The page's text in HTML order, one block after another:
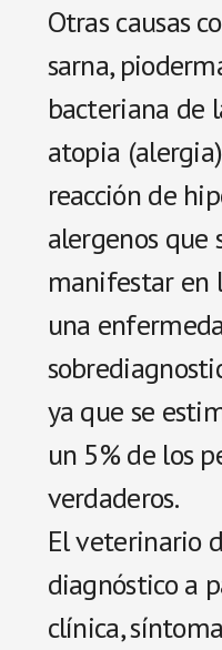
Otras causas
sarna,
bacteriana de
atopia
reacción de
alergenos que
manifestar en
una
ya que se
un 5% de los
verdaderos.
El veterinario
diagnóstico a
clínica,